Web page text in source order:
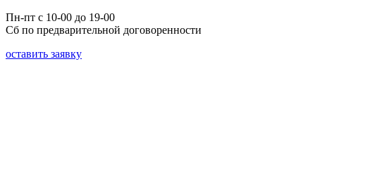
Пн-пт с 10-00 до 19-00
Сб по предварительной договоренности
оставить заявку